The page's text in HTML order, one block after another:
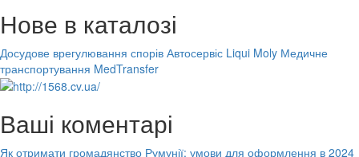
Нове в каталозі
Досудове врегулювання спорів Автосервіс Liqui Moly Медичне
транспортування MedTransfer
Ваші коментарі
Як отримати громадянство Румунії: умови для оформлення в 2024